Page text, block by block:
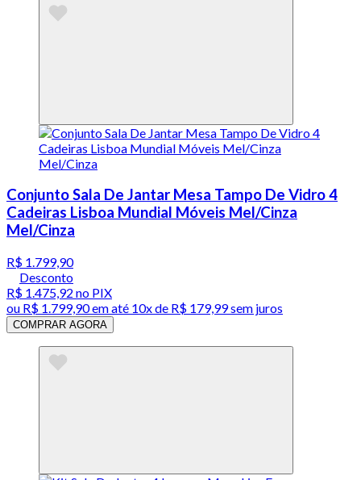
Conjunto Sala De Jantar Mesa Tampo De Vidro 4
Cadeiras Lisboa Mundial Móveis Mel/Cinza
Mel/Cinza
R$ 1.799,90
Desconto
R$ 1.475,92 no PIX
ou R$ 1.799,90em até 10x de R$ 179,99 sem juros
COMPRAR AGORA